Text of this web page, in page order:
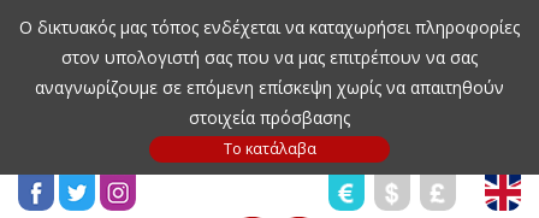
Ο δικτυακός μας τόπος ενδέχεται να καταχωρήσει πληροφορίες
στον υπολογιστή σας που να μας επιτρέπουν να σας
αναγνωρίζουμε σε επόμενη επίσκεψη χωρίς να απαιτηθούν
στοιχεία πρόσβασης